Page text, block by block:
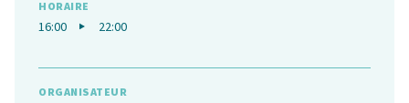
HORAIRE
16:00 22:00
ORGANISATEUR